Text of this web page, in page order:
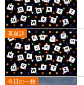
英単語
今日の一枚